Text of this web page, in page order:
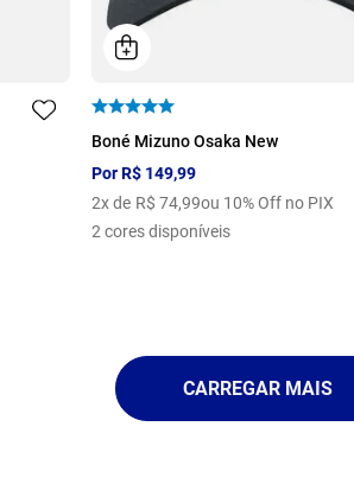
U
Boné Mizuno Osaka New
PorR$ 149,99
2x de R$ 74,99ou 10% Off no PIX
2 cores disponíveis